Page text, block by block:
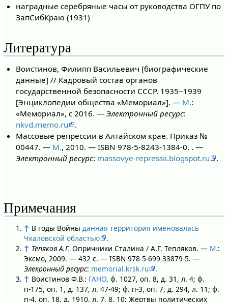
наградные серебряные часы от руководства ОГПУ по
ЗапСибКраю (1931)
Литература
Воистинов, Филипп Васильевич [биографические
данные] // Кадровый состав органов
государственной безопасности СССР. 1935−1939
[Энциклопедии общества «Мемориал»]. — М.:
«Мемориал», с 2016. —Электронный ресурс:
nkvd.memo.ru
.
Массовые репрессии в Алтайском крае. Приказ №
00447. — М., 2010. — ISBN 978-5-8243-1384-0. . —
Электронный ресурс: massovye-repressii.blogspot.ru .
Примечания
↑ В годы Войны данная территория именовалась
Чкаловской областью
.
↑ Тепяков А.Г. Опричники Сталина / А.Г. Тепляков. — М.:
Эксмо, 2009. — 432 с. — ISBN 978-5-699-33879-5. —
Элекронный ресурс: memorial.krsk.ru
.
↑ Воистинов Ф.В.: ГАНО, ф. 1027, оп. 8, д. 31, л. 4; ф.
п-175, оп. 1, д. 137, л. 47-49; ф. п-3, оп. 7, д. 294, л. 11; ф.
п-4, оп. 18, д. 1910, л. 7, 8, 10; Жертвы политических